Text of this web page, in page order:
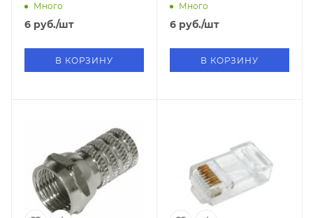
Много
6 руб./шт
В КОРЗИНУ
Много
6 руб./шт
В КОРЗИНУ